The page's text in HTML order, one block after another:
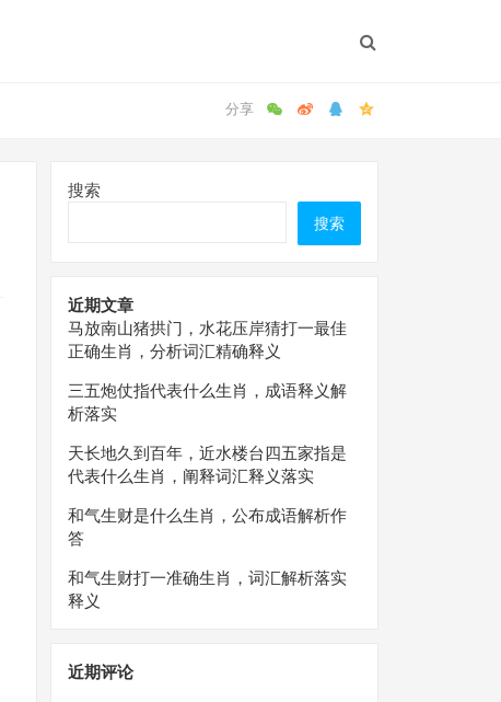
搜索
搜索
近期文章
马放南山猪拱门，水花压岸猜打一最佳
正确生肖，分析词汇精确释义
三五炮仗指代表什么生肖，成语释义解
析落实
天长地久到百年，近水楼台四五家指是
代表什么生肖，阐释词汇释义落实
和气生财是什么生肖，公布成语解析作
答
和气生财打一准确生肖，词汇解析落实
释义
近期评论